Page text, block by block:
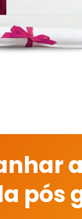
a
pós